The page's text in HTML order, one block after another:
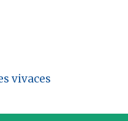
vivaces